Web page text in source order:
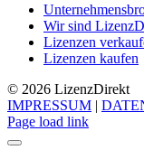
Wir sind
Lizenzen
Lizenzen kaufen
© 2026 LizenzDirekt
IMPRESSUM |
Page load link